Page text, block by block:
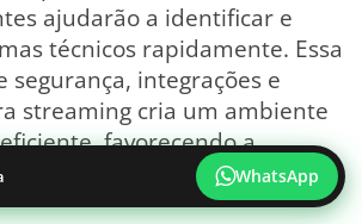
ajudarão a identificar e
técnicos rapidamente. Essa
segurança, integrações e
streaming cria um ambiente
favorecendo a
WhatsApp